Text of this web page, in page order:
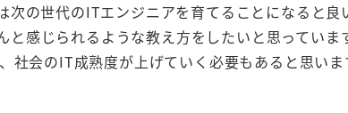
の世代のITエンジニアを育てることになると良
感じられるような教え方をしたいと思っていま
会のIT成熟度が上げていく必要もあると思いま